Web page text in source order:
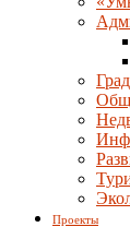
Проекты